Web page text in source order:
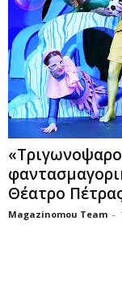
Θέατρο
Magazinomou Team -